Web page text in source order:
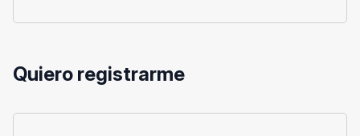
Quiero registrarme